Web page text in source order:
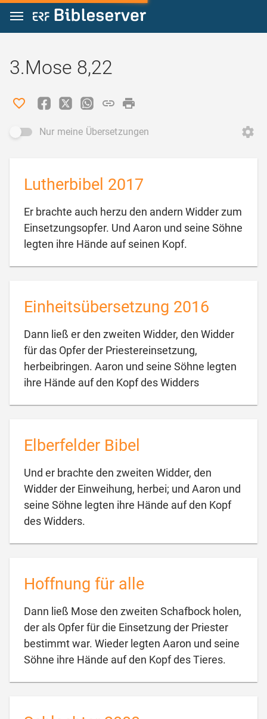
Zum Inhalt springen
3.Mose 8,22
Nur meine Übersetzungen
Lutherbibel 2017
Er brachte auch herzu den andern Widder zum
Einsetzungsopfer. Und Aaron und seine Söhne
legten ihre Hände auf seinen Kopf.
Einheitsübersetzung 2016
Dann ließ er den zweiten Widder, den Widder
für das Opfer der Priestereinsetzung,
herbeibringen. Aaron und seine Söhne legten
ihre Hände auf den Kopf des Widders
Elberfelder Bibel
Und er brachte den zweiten Widder, den
Widder der Einweihung, herbei; und Aaron und
seine Söhne legten ihre Hände auf den Kopf
des Widders.
Hoffnung für alle
Dann ließ Mose den zweiten Schafbock holen,
der als Opfer für die Einsetzung der Priester
bestimmt war. Wieder legten Aaron und seine
Söhne ihre Hände auf den Kopf des Tieres.